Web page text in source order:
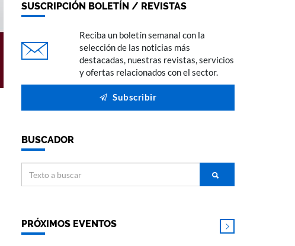
SUSCRIPCIÓN BOLETÍN / REVISTAS
Reciba un boletín semanal con la
selección de las noticias más
destacadas, nuestras revistas, servicios
y ofertas relacionados con el sector.
Subscribir
BUSCADOR
PRÓXIMOS EVENTOS